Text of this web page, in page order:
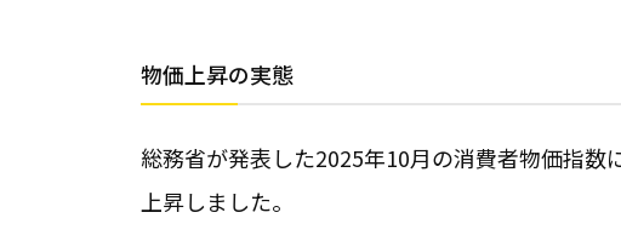
物価上昇の実態
総務省が発表した2025年10月の消費者物価指数
上昇しました。